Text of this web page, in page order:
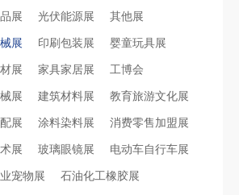
展 光伏能源展 其他展
展 印刷包装展 婴童玩具展
展 家具家居展 工博会
展 建筑材料展 教育旅游文化展
展 涂料染料展 消费零售加盟展
展 玻璃眼镜展 电动车自行车展
宠物展 石油化工橡胶展